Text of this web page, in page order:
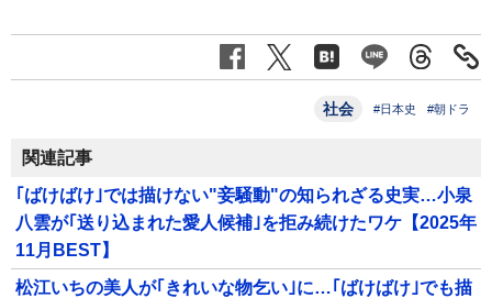
社会 #日本史 #朝ドラ
関連記事
｢ばけばけ｣では描けない"妾騒動"の知られざる史実…小泉
八雲が｢送り込まれた愛人候補｣を拒み続けたワケ【2025年
11月BEST】
松江いちの美人が｢きれいな物乞い｣に…｢ばけばけ｣でも描